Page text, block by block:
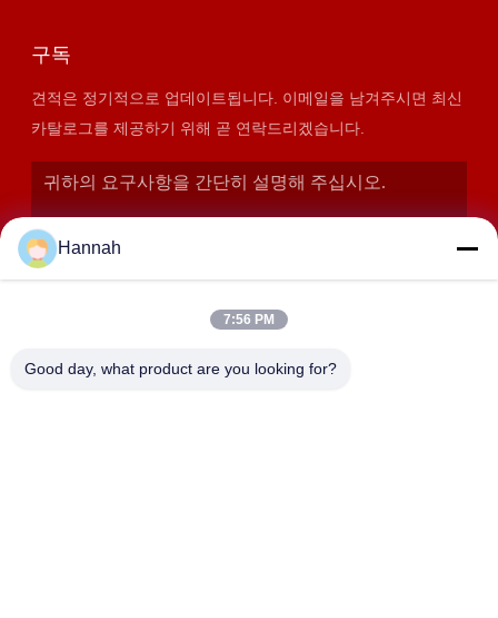
구독
견적은 정기적으로 업데이트됩니다. 이메일을 남겨주시면 최신
카탈로그를 제공하기 위해 곧 연락드리겠습니다.
Hannah
7:56 PM
Good day, what product are you looking for?